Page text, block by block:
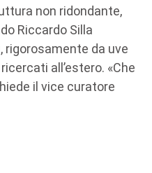
non ridondante,
Riccardo Silla
rigorosamente da uve
all’estero. «Che
il vice curatore